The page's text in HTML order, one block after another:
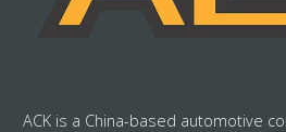
ACK is a China-based automotive